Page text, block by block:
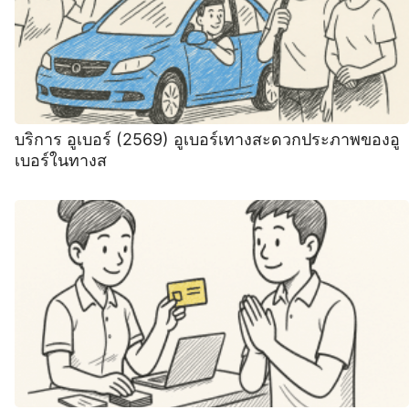
บริการ อูเบอร์ (2569) อูเบอร์เทางสะดวกประภาพของอู
เบอร์ในทางส